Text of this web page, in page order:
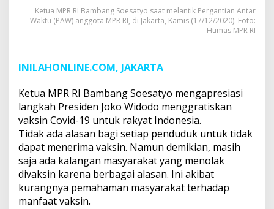
Ketua MPR RI Bambang Soesatyo saat melantik Pergantian Antar
Waktu (PAW) anggota MPR RI, di Jakarta, Kamis (17/12/2020). Foto:
Humas MPR RI
INILAHONLINE.COM, JAKARTA
Ketua MPR RI Bambang Soesatyo mengapresiasi
langkah Presiden Joko Widodo menggratiskan
vaksin Covid-19 untuk rakyat Indonesia.
Tidak ada alasan bagi setiap penduduk untuk tidak
dapat menerima vaksin. Namun demikian, masih
saja ada kalangan masyarakat yang menolak
divaksin karena berbagai alasan. Ini akibat
kurangnya pemahaman masyarakat terhadap
manfaat vaksin.